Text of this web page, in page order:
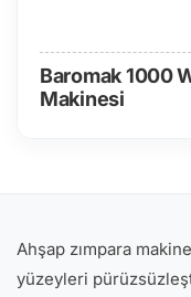
Baromak 1000
Makinesi
Ahşap zımpara
yüzeyleri